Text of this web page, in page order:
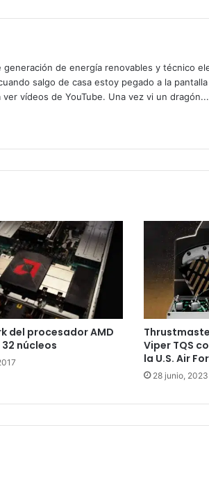
de energía renovables y técnico
salgo de casa estoy pegado a la
vídeos de YouTube. Una vez vi un
del procesador AMD
núcleos
Viper TQS
la U.S. Air
28 junio, 2023